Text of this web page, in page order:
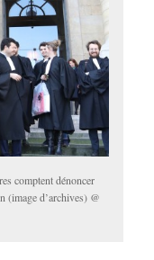
comptent dénoncer
(image d’archives) @